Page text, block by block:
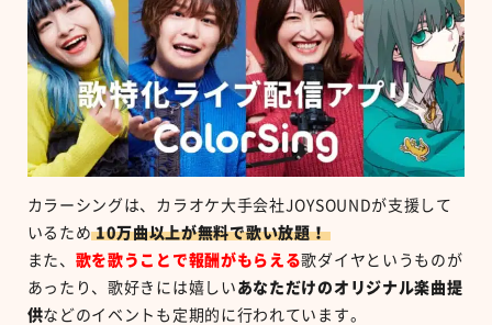
カラーシングは、カラオケ大手会社JOYSOUNDが支援して
いるため 10万曲以上が無料で歌い放題！
また、 歌を歌うことで報酬がもらえる歌ダイヤというものが
あったり、歌好きには嬉しい あなただけのオリジナル楽曲提
供などのイベントも定期的に行われています。